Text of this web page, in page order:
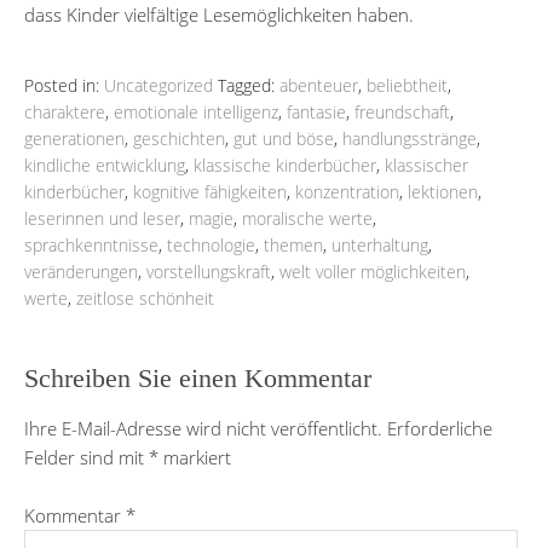
dass Kinder vielfältige Lesemöglichkeiten haben.
Posted in: Uncategorized Tagged: abenteuer, beliebtheit,
charaktere, emotionale intelligenz, fantasie, freundschaft,
generationen, geschichten, gut und böse, handlungsstränge,
kindliche entwicklung, klassische kinderbücher, klassischer
kinderbücher, kognitive fähigkeiten, konzentration, lektionen,
leserinnen und leser, magie, moralische werte,
sprachkenntnisse, technologie, themen, unterhaltung,
veränderungen, vorstellungskraft, welt voller möglichkeiten,
werte, zeitlose schönheit
Schreiben Sie einen Kommentar
Ihre E-Mail-Adresse wird nicht veröffentlicht. Erforderliche
Felder sind mit * markiert
Kommentar *